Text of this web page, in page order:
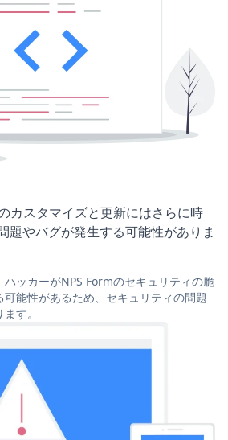
カスタマイズと更新にはさらに時
題やバグが発生する可能性がありま
ッカーがNPS Formのセキュリティの脆
能性があるため、セキュリティの問題
す。